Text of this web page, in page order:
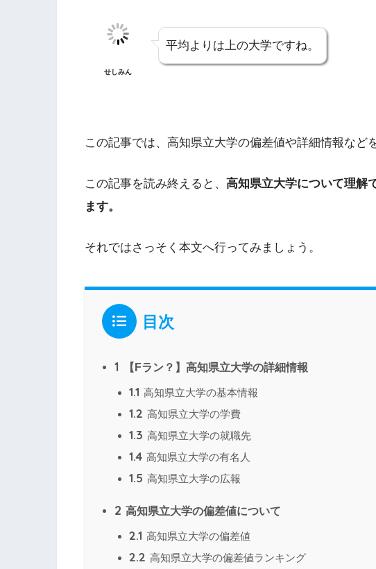
せしみん
平均よりは上の大学ですね。
この記事では、高知県立大学の偏差値や詳細情報など
この記事を読み終えると、 高知県立大学について理解
ます。
それではさっそく本文へ行ってみましょう。
目次
1 【Fラン？】高知県立大学の詳細情報
1.1 高知県立大学の基本情報
1.2 高知県立大学の学費
1.3 高知県立大学の就職先
1.4 高知県立大学の有名人
1.5 高知県立大学の広報
2 高知県立大学の偏差値について
2.1 高知県立大学の偏差値
2.2 高知県立大学の偏差値ランキング